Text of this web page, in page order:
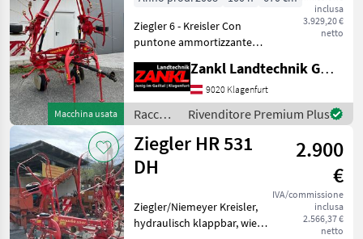
PERCORSO
ATTUALE
Settore
agricolo
Raccolta
Mangimi
Voltafieno
Ziegler
SCEGLI
CATEGORIA
Ziegler
Reimposta
Mostra
6
risultati
Macchina usata
inclusa
3.929,20 €
netto
Ziegler 6 - Kreisler Con
puntone ammortizzante
Con supporto girevole Con
albero cardanico Con
ribaltamento idraulico Con
dispositivo
Zankl Landtechnik GmbH
9020 Klagenfurt
Raccolta
mangimi
/
Ziegler
Rivenditore Premium Plus
Ziegler HR 531
DH
2.900
€
IVA/commissione
inclusa
2.566,37 €
netto
Ziegler/Niemeyer Kreisler,
hydraulisch klappbar, wie